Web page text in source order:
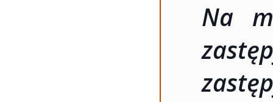
Na